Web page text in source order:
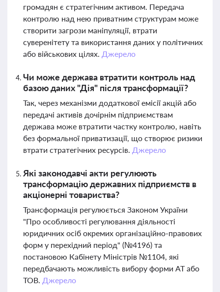
громадян є стратегічним активом. Передача
контролю над нею приватним структурам може
створити загрози маніпуляції, втрати
суверенітету та використання даних у політичних
або військових цілях. Джерело
Чи може держава втратити контроль над
базою даних "Дія" після трансформації?
Так, через механізми додаткової емісії акцій або
передачі активів дочірнім підприємствам
держава може втратити частку контролю, навіть
без формальної приватизації, що створює ризики
втрати стратегічних ресурсів. Джерело
Які законодавчі акти регулюють
трансформацію державних підприємств в
акціонерні товариства?
Трансформація регулюється Законом України
"Про особливості регулювання діяльності
юридичних осіб окремих організаційно-правових
форм у перехідний період" (№4196) та
постановою Кабінету Міністрів №1104, які
передбачають можливість вибору форми АТ або
ТОВ. Джерело